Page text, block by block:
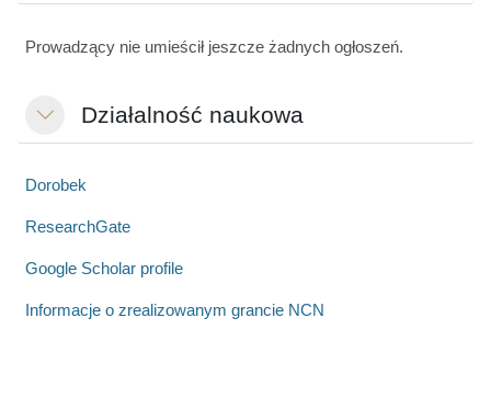
Prowadzący nie umieścił jeszcze żadnych ogłoszeń.
MinimalizujDziałalność naukowa
Dorobek
ResearchGate
Google Scholar profile
Informacje o zrealizowanym grancie NCN